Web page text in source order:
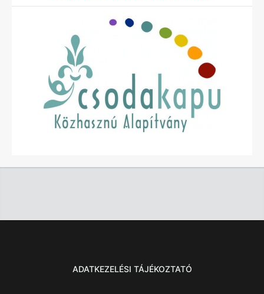
ADATKEZELÉSI TÁJÉKOZTATÓ